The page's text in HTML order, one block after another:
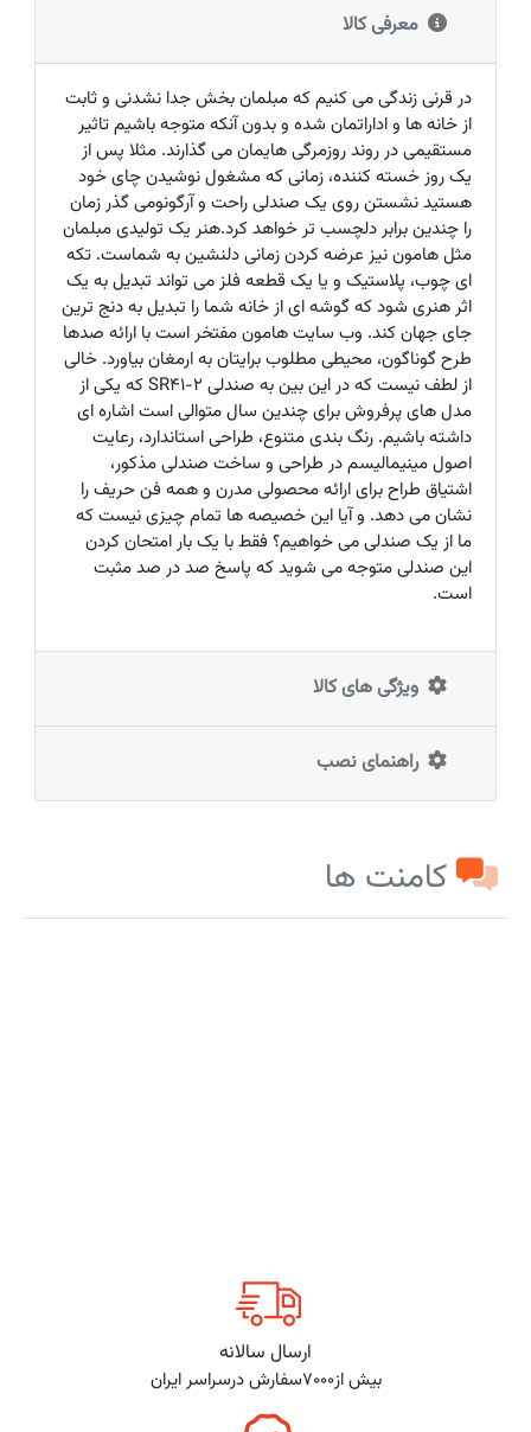
معرفی کالا
در قرنی زندگی می کنیم که مبلمان بخش جدا نشدنی و ثابت
از خانه ها و اداراتمان شده و بدون آنکه متوجه باشیم تاثیر
مستقیمی در روند روزمرگی هایمان می گذارند. مثلا پس از
یک روز خسته کننده، زمانی که مشغول نوشیدن چای خود
هستید نشستن روی یک صندلی راحت و آرگونومی گذر زمان
را چندین برابر دلچسب تر خواهد کرد.هنر یک تولیدی مبلمان
مثل هامون نیز عرضه کردن زمانی دلنشین به شماست. تکه
ای چوب، پلاستیک و یا یک قطعه فلز می تواند تبدیل به یک
اثر هنری شود که گوشه ای از خانه شما را تبدیل به دنج ترین
جای جهان کند. وب سایت هامون مفتخر است با ارائه صدها
طرح گوناگون، محیطی مطلوب برایتان به ارمغان بیاورد. خالی
از لطف نیست که در این بین به صندلی SR41-2 که یکی از
مدل های پرفروش برای چندین سال متوالی است اشاره ای
داشته باشیم. رنگ بندی متنوع، طراحی استاندارد، رعایت
اصول مینیمالیسم در طراحی و ساخت صندلی مذکور،
اشتیاق طراح برای ارائه محصولی مدرن و همه فن حریف را
نشان می دهد. و آیا این خصیصه ها تمام چیزی نیست که
ما از یک صندلی می خواهیم؟ فقط با یک بار امتحان کردن
این صندلی متوجه می شوید که پاسخ صد در صد مثبت
است.
ویژگی های کالا
راهنمای نصب
کامنت ها
ارسال سالانه
بیش از7000سفارش درسراسر ایران